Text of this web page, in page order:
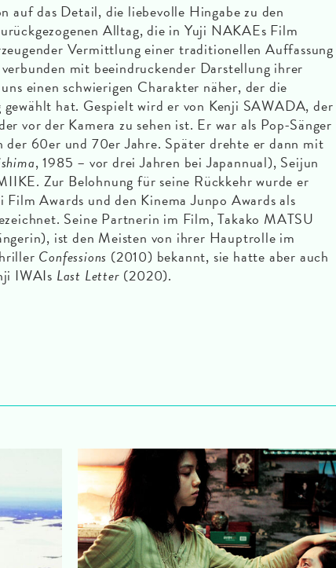
auf das Detail, die liebevolle Hingabe zu den
Alltag, die in Yuji NAKAEs Film
Vermittlung einer traditionellen Auffassung
mit beeindruckender Darstellung ihrer
einen schwierigen Charakter näher, der die
gewählt hat. Gespielt wird er von Kenji SAWADA, der
vor der Kamera zu sehen ist. Er war als Pop-Sänger
der 60er und 70er Jahre. Später drehte er dann mit
, 1985 – vor drei Jahren bei Japannual), Seijun
Zur Belohnung für seine Rückkehr wurde er
Awards und den Kinema Junpo Awards als
Seine Partnerin im Film, Takako MATSU
ist den Meisten von ihrer Hauptrolle im
Confessions (2010) bekannt, sie hatte aber auch
IWAIs Last Letter (2020).